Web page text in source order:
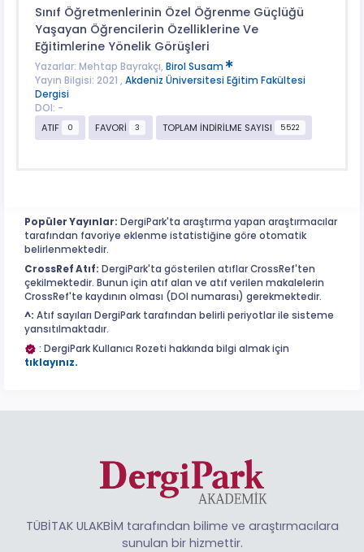
Sınıf Öğretmenlerinin Özel Öğrenme Güçlüğü
Yaşayan Öğrencilerin Özelliklerine Ve
Eğitimlerine Yönelik Görüşleri
Yazarlar: Mehtap Bayrakçı, Birol Susam
Yayın Bilgisi: 2021 , Akdeniz Üniversitesi Eğitim Fakültesi
Dergisi
DOI: -
ATIF
0 FAVORİ 3 TOPLAM İNDİRİLME SAYISI 5522
Popüler Yayınlar: DergiPark'ta araştırma yapan araştırmacılar
tarafından favoriye eklenme istatistiğine göre otomatik
belirlenmektedir.
CrossRef Atıf: DergiPark'ta gösterilen atıflar CrossRef'ten
çekilmektedir. Bunun için atıf alan ve atıf verilen makalelerin
CrossRef'te kaydının olması (DOI numarası) gerekmektedir.
^: Atıf sayıları DergiPark tarafından belirli periyotlar ile sisteme
yansıtılmaktadır.
: DergiPark Kullanıcı Rozeti hakkında bilgi almak için
tıklayınız.
TÜBİTAK ULAKBİM tarafından bilime ve araştırmacılara
sunulan bir hizmettir.